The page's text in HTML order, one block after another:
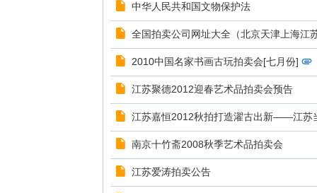
中华人民共和国文物保护法
全国拍卖公司网址大全（北京天津上海江
2010中国名家书画古玩拍卖会[七月份]
江苏聚德2012迎春艺术品拍卖会预告
江苏嘉恒2012秋拍打造濯古出新——江苏
南京十竹斋2008秋季艺术品拍卖会
江苏爱涛拍卖公告